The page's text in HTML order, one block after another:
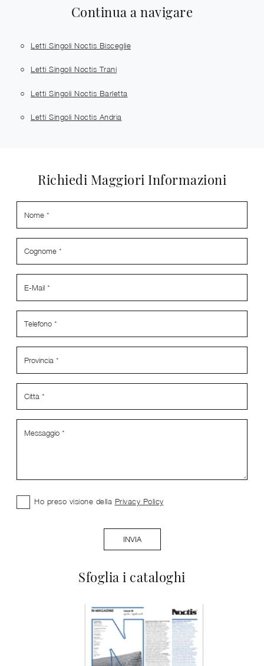
Continua a navigare
Letti Singoli Noctis Bisceglie
Letti Singoli Noctis Trani
Letti Singoli Noctis Barletta
Letti Singoli Noctis Andria
Sfoglia i cataloghi
Richiedi Maggiori Informazioni
Ho preso visione della Privacy Policy
INVIA